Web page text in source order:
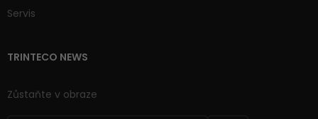
Servis
TRINTECO NEWS
Zůstaňte v obraze